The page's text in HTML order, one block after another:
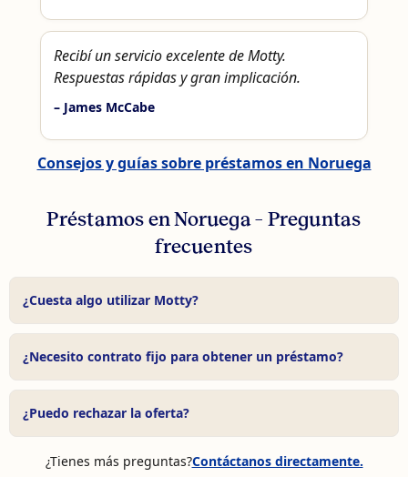
Recibí un servicio excelente de Motty.
Respuestas rápidas y gran implicación.
– James McCabe
Consejos y guías sobre préstamos en Noruega
Préstamos en Noruega – Preguntas
frecuentes
¿Cuesta algo utilizar Motty?
No. Nuestro servicio es completamente gratuito — el
banco paga la comisión.
¿Necesito contrato fijo para obtener un préstamo?
No siempre. Muchos bancos aceptan contratos
temporales si los ingresos son estables.
¿Puedo rechazar la oferta?
¿Tienes más preguntas?Contáctanos directamente.